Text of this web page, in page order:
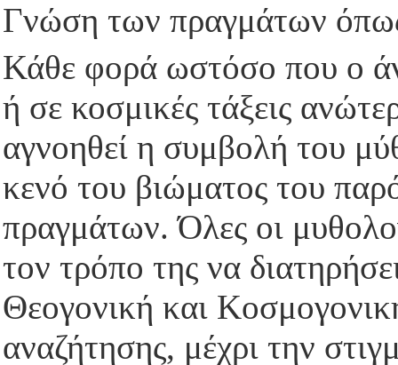
Γνώση των πραγμάτων
Κάθε φορά ωστόσο που ο
ή σε κοσμικές τάξεις
αγνοηθεί η συμβολή του
κενό του βιώματος του
πραγμάτων. Όλες οι
τον τρόπο της να
Θεογονική και
αναζήτησης, μέχρι την